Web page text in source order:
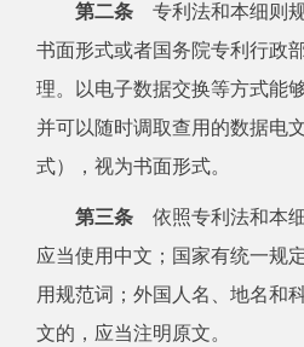
第二条 专利法和本细则
书面形式或者国务院专利行政
理。以电子数据交换等方式能
并可以随时调取查用的数据电
式），视为书面形式。
第三条 依照专利法和本
应当使用中文；国家有统一规
用规范词；外国人名、地名和
文的，应当注明原文。